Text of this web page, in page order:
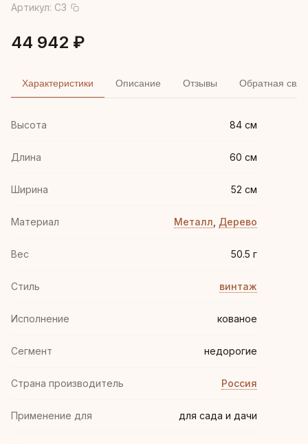
Артикул: C3
44 942 ₽
Характеристики Описание Отзывы Обратная
Высота 84 см
Длина 60 см
Ширина 52 см
Материал Металл Дерево
Вес 50.5 г
Стиль винтаж
Иcполнение кованое
Сегмент недорогие
Страна производитель Россия
Применение для для сада и дачи